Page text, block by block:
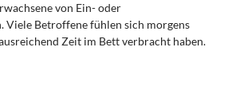
von Ein- oder
Viele Betroffene fühlen sich morgens
Zeit im Bett verbracht haben.